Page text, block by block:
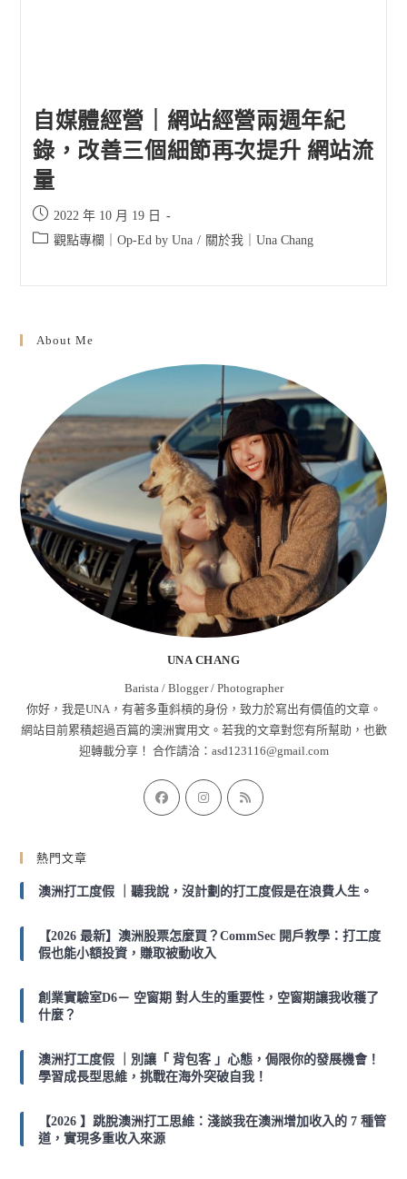
自媒體經營｜網站經營兩週年紀
錄，改善三個細節再次提升 網站流
量
Post
published:
2022 年 10 月 19 日
Post 觀點專欄｜Op-Ed by Una / 關於我｜Una Chang
About Me
UNA CHANG
Barista / Blogger / Photographer
你好，我是UNA，有著多重斜槓的身份，致力於寫出有價值的文章。
網站目前累積超過百篇的澳洲實用文。若我的文章對您有所幫助，也歡
迎轉載分享！ 合作請洽： asd123116@gmail.com
Opens
in
tab
Opens
in
tab
Opens
tab
熱門文章
澳洲打工度假 ｜聽我說，沒計劃的打工度假是在浪費人生。
【2026 最新】澳洲股票怎麼買？CommSec 開戶教學：打工度
假也能小額投資，賺取被動收入
創業實驗室D6－ 空窗期 對人生的重要性，空窗期讓我收穫了
什麼？
澳洲打工度假 ｜別讓「 背包客 」心態，侷限你的發展機會！
學習成長型思維，挑戰在海外突破自我！
【2026 】跳脫澳洲打工思維：淺談我在澳洲增加收入的 7 種管
道，實現多重收入來源